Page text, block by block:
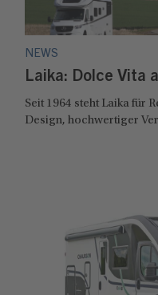
NEWS
Laika: Dolce Vita
Seit 1964 steht Laika für
Design, hochwertiger